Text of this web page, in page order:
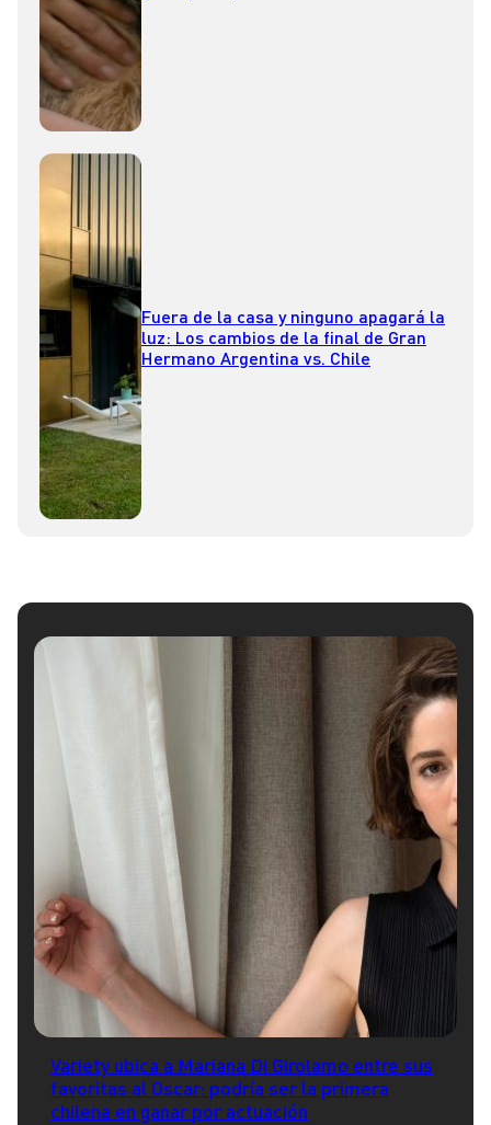
Fuera de la casa y ninguno apagará la
luz: Los cambios de la final de Gran
Hermano Argentina vs. Chile
Variety ubica a Mariana Di Girolamo entre sus
favoritas al Oscar: podría ser la primera
chilena en ganar por actuación